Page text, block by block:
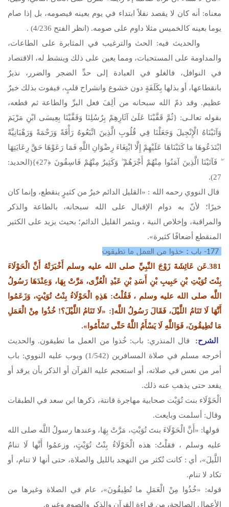
معناه: أنه كان لا يقصد نفلاً ابتداء في يوم بعينه فيصومه، بل إذا صام
يوما بعينه كالخميس مثلا داوم على صومه. (انظر الفتح 4/236) .
والحديث فيه: الحث والترغيب في المثابرة على الطاعات،
والمداومة على المستحبات، ومما يعين على ذلك وينشط له، الاقتصاد
في النوافل، فالغلو في العبادة إلى حدِّ الضجر والضرر، نذيرٌ
بانقطاعها، أو بذلها بِكَلَفَةٍ دون خشوع وانشراح قلبٍ، فيفوت بذلك خيرٌ
عظيم. وقد ذمّ الله سبحانه من ألِفَ فعل البرِّ والطاعة ثم قطعه،
بقوله تعالـى: {ثُمَّ قَفَّيْنَا عَلَىٰ آثَارِهِمْ بِرُسُلِنَا وَقَفَّيْنَا بِعِيسَى ابْنِ مَرْيَمَ
وَآتَيْنَاهُ الْإِنْجِيلَ وَجَعَلْنَا فِي قُلُوبِ الَّذِينَ اتَّبَعُوهُ رَأْفَةً وَرَحْمَةً وَرَهْبَانِيَّةً
ابْتَدَعُوهَا مَا كَتَبْنَاهَا عَلَيْهِمْ إِلَّا ابْتِغَاءَ رِضْوَانِ اللَّهِ فَمَا رَعَوْهَا حَقَّ رِعَايَتِهَا
ۖ فَآتَيْنَا الَّذِينَ آمَنُوا مِنْهُمْ أَجْرَهُمْ ۖ وَكَثِيرٌ مِنْهُمْ فَاسِقُونَ ﴿27﴾}(الحديد:
27).
قال النووي رحمه الله : «القليل الدائم خيرٌ من كثيرٍ ينقطع، وإنما كان
خيرًا؛ لأنّ به دوام الإقبال على الله سبحانه، بالطاعة والذكر
والمراقبة، وإخلاص النية ، ويثمر القليل الدائم؛ بحيث يزيد على الكثير
المنقطع أضعافًا كثيرة».
381.عَن عَائِشَةَ زَوْجَ النَّبِيِّ صلى الله عليه وسلم أَخْبَرَتْهُ أَنَّ الْحَوْلَاءَ
بِنْتَ تُوَيْتِ بْنِ حَبِيبِ بْنِ أَسَدِ بْنِ عَبْدِ الْعُزَّى، مَرَّتْ بِهَا، وَعِنْدَهَا رَسُولُ
اللَّه صلى الله عليه وسلم ، فَقُلْتُ: هَذِهِ الْحَوْلَاءُ بِنْتُ تُوَيْتٍ، وَزَعَمُوا
أَنَّهَا لَا تَنَامُ اللَّيْلَ، فَقَالَ رَسُولُ اللَّه[: «لَا تَنَامُ اللَّيْلَ؟! خُذُوا مِنْ الْعَمَلِ
مَا تُطِيقُونَ، فَوَاللَّهِ لَا يَسْأَمُ اللَّهُ حَتَّى تَسْأَمُوا».
الشرح:
قال المنذري: باب: خُذوا من العمل ما تطيقون. والحديث
أخرجه مسلم في صلاة المسافرين (1/542) وبوب عليه النووي: باب
أمر من نعس في صلاته، أو استعجم عليه القرآن أو الذكر بأن يرقد أو
يقعد حتى يذهب عنه ذلك.
الْحَوْلَاء بنت تُوَيْت صحابية مهاجرة قانتة، ذكرها ابن سعد في الطبقات
وقال: أسلمت وبايعت.
قولها: «أَنَّ الْحَوْلَاءَ بنتَ تُوَيْتِ، مَرَّتْ بِهَا، وعندها رسولُ اللَّه صلى الله
عليه وسلم
، فقلْتُ: هذه الْحَوْلَاءُ بِنْتُ تُوَيْتٍ، وزعمُوا أَنَّها لَا تنامُ
اللَّيلَ»، أي : كانت تُكثر من التهجد بالليل والصلاة، حتى أنها لا تنام، أو
تكاد لا تنام.
قوله: «خُذُوا مِنْ الْعَمَلِ ما تُطِيقُونَ»، عام في الصلاة وغيرها من
الأعمال الصالحة، من قراءة القرآن والذكر والصوم وغيره.